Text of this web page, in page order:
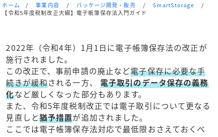
ホーム /事業内容 / パッケージ開発・販売 / SmartStorage
/
【令和5年度税制改正大綱】電子帳簿保存法入門ガイド
2022年（令和4年）1月1日に電子帳簿保存法の改正が
施行されました。
この改正で、事前申請の廃止など電子保存に必要な手
続きが緩和される一方、
電子取引のデータ保存の義務
化など厳しくなった部分もあります。
また、令和5年度税制改正では電子取引について更なる
見直しと猶予措置が追加されました。
ここでは電子帳簿保存法対応で最低限おさえておくべ